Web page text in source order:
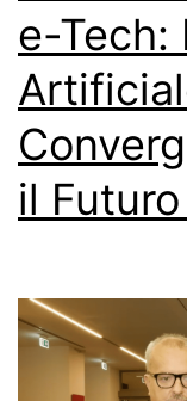
e-Tech:
il